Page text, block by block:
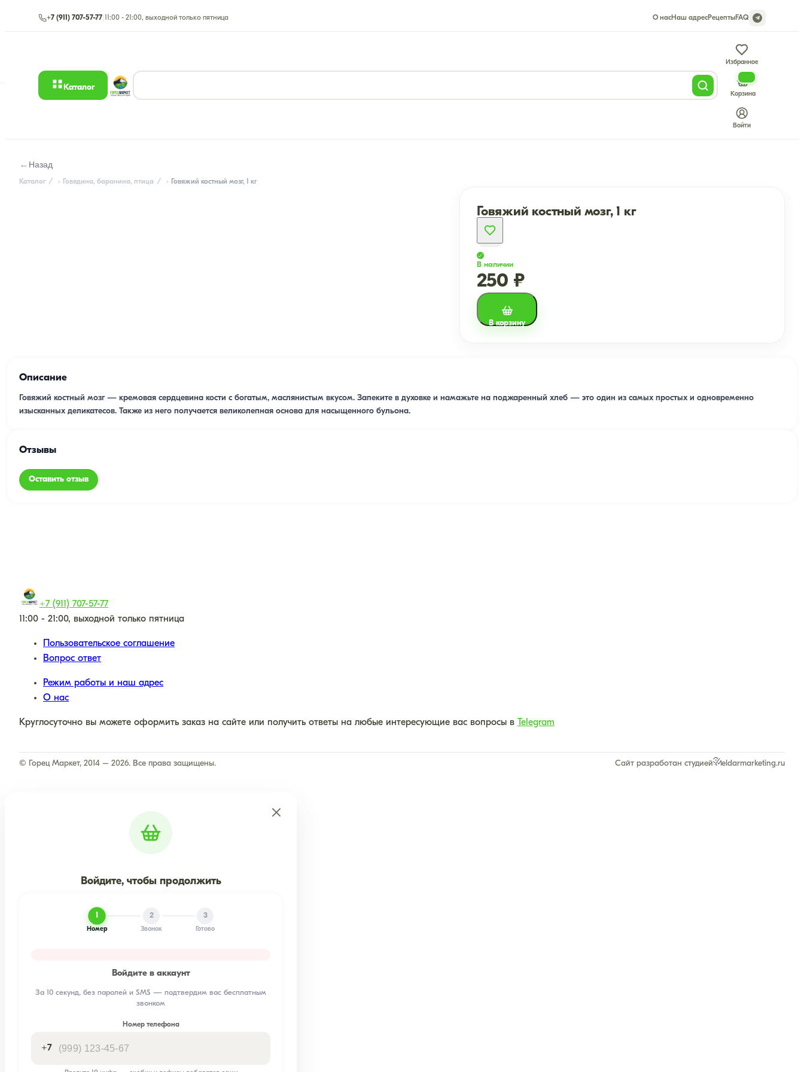
+7 (911) 707-57-77 11:00 - 21:00, выходной только пятница О насНаш адресРецептыFAQ
Каталог
Избранное
Корзина
Войти
← Назад
Каталог Говядина, баранина, птица Говяжий костный мозг, 1 кг
Говяжий костный мозг, 1 кг
В наличии
250 ₽
В корзину
Описание
Говяжий костный мозг — кремовая сердцевина кости с богатым, маслянистым вкусом. Запеките в духовке и намажьте на поджаренный хлеб — это один из самых простых и одновременно
изысканных деликатесов. Также из него получается великолепная основа для насыщенного бульона.
Отзывы
Оставить отзыв
+7 (911) 707-57-77
11:00 - 21:00, выходной только пятница
Пользовательское соглашение
Вопрос ответ
Режим работы и наш адрес
О нас
Круглосуточно вы можете оформить заказ на сайте или получить ответы на любые интересующие вас вопросы в Telegram
© Горец Маркет, 2014 – 2026. Все права защищены. Сайт разработан студией eldarmarketing.ru
Войдите, чтобы продолжить
1
Номер
2
Звонок
3
Готово
Войдите в аккаунт
За 10 секунд, без паролей и SMS — подтвердим вас бесплатным
звонком
Номер телефона
+7